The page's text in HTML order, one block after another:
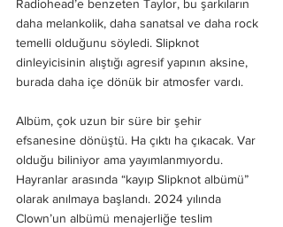
Radiohead’e benzeten Taylor, bu şarkıların
daha melankolik, daha sanatsal ve daha rock
temelli olduğunu söyledi. Slipknot
dinleyicisinin alıştığı agresif yapının aksine,
burada daha içe dönük bir atmosfer vardı.
Albüm, çok uzun bir süre bir şehir
efsanesine dönüştü. Ha çıktı ha çıkacak. Var
olduğu biliniyor ama yayımlanmıyordu.
Hayranlar arasında “kayıp Slipknot albümü”
olarak anılmaya başlandı. 2024 yılında
Clown’un albümü menajerliğe teslim